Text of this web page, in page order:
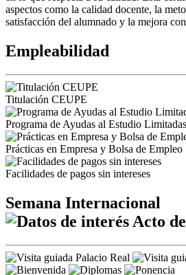
aspectos como la calidad docente, la
satisfacción del alumnado y la mejora
Empleabilidad
Titulación CEUPE
Programa de Ayudas al Estudio Limitadas
Prácticas en Empresa y Bolsa de Empleo
Facilidades de pagos sin intereses
Semana Internacional
Acto